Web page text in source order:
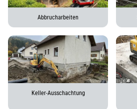
Abbrucharbeiten
Keller-Ausschachtung